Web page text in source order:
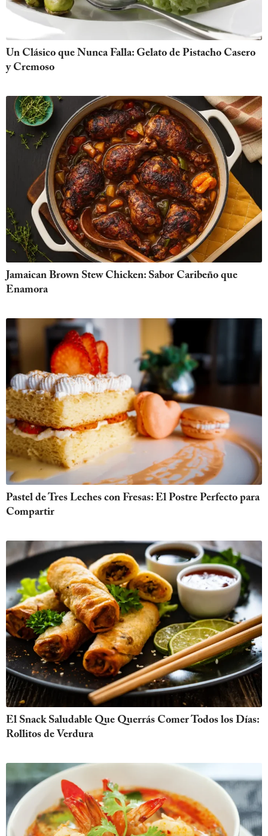
Un Clásico que Nunca Falla: Gelato de Pistacho Casero
y Cremoso
Jamaican Brown Stew Chicken: Sabor Caribeño que
Enamora
Pastel de Tres Leches con Fresas: El Postre Perfecto para
Compartir
El Snack Saludable Que Querrás Comer Todos los Días:
Rollitos de Verdura